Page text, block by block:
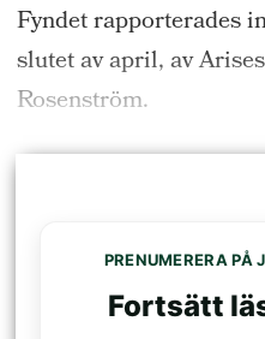
Fyndet rapporterades
slutet av april, av
Rosenström.
PRENUMERERA
Fortsätt